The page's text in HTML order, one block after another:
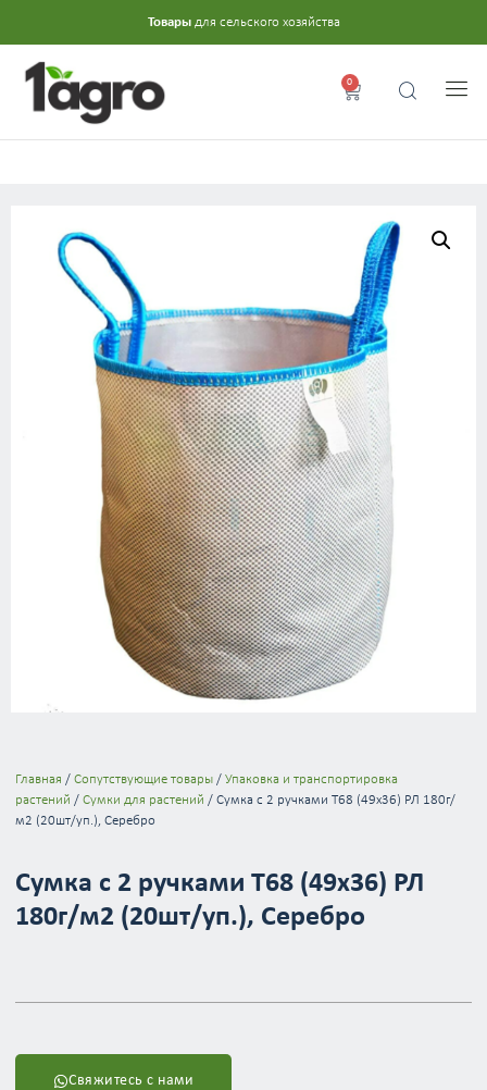
Товары для сельского хозяйства
0
Главная / Сопутствующие товары / Упаковка и транспортировка
растений / Сумки для растений / Сумка с 2 ручками T68 (49х36) РЛ 180г/
м2 (20шт/уп.), Серебро
Сумка с 2 ручками T68 (49х36) РЛ
180г/м2 (20шт/уп.), Серебро
Свяжитесь с нами